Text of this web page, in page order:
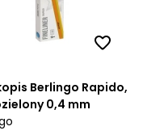
Berlingo Rapido,
0,4 mm